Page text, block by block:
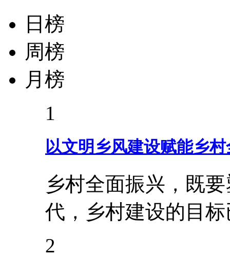
日榜
周榜
月榜
1
以文明乡风建设赋能乡
乡村全面振兴，既
代，乡村建设的目
2